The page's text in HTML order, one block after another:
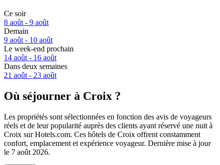
Ce soir
8 août - 9 août
Demain
9 août - 10 août
Le week-end prochain
14 août - 16 août
Dans deux semaines
21 août - 23 août
Où séjourner à Croix ?
Les propriétés sont sélectionnées en fonction des avis de voyageurs
réels et de leur popularité auprès des clients ayant réservé une nuit à
Croix sur Hotels.com. Ces hôtels de Croix offrent constamment
confort, emplacement et expérience voyageur. Dernière mise à jour
le 7 août 2026.